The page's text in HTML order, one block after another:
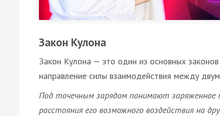
Закон Кулона
Закон Кулона — это один из основных
направление силы взаимодействия между
Под точечным зарядом понимают заряженное
расстояния его возможного воздействия на